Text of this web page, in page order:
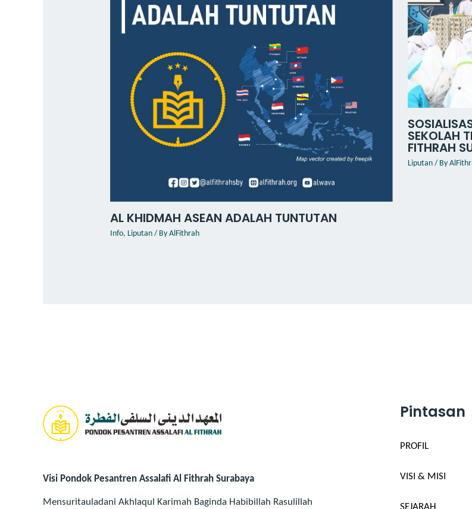
AL KHIDMAH ASEAN ADALAH TUNTUTAN
Info, Liputan / ByAlFithrah
SEKOLAH
FITHRAH
Liputan/ By
Visi Pondok Pesantren Assalafi Al Fithrah Surabaya
Mensuritauladani Akhlaqul Karimah Baginda Habibillah Rasulillah
Pintasan
PROFIL
VISI & MISI
SEJARAH